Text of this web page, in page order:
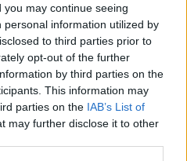
may continue seeing
information utilized by
to third parties prior to
opt-out of the further
by third parties on the
This information may
parties on the IAB’s List of
may further disclose it to other
di piangere